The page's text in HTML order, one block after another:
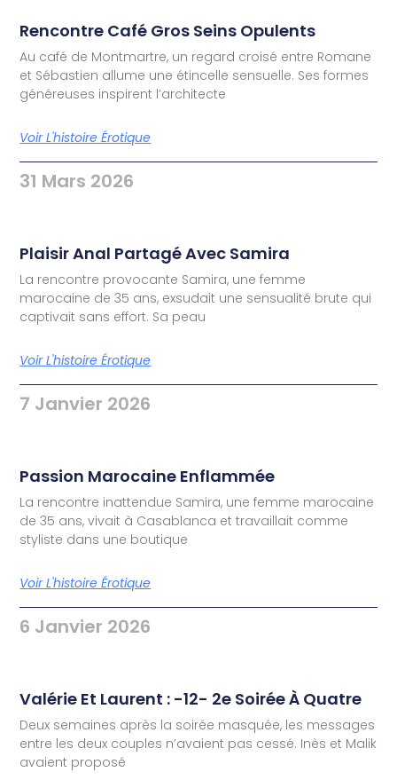
Rencontre Café Gros Seins Opulents
Au café de Montmartre, un regard croisé entre Romane
et Sébastien allume une étincelle sensuelle. Ses formes
généreuses inspirent l’architecte
Voir L'histoire Érotique
31 Mars 2026
Plaisir Anal Partagé Avec Samira
La rencontre provocante Samira, une femme
marocaine de 35 ans, exsudait une sensualité brute qui
captivait sans effort. Sa peau
Voir L'histoire Érotique
7 Janvier 2026
Passion Marocaine Enflammée
La rencontre inattendue Samira, une femme marocaine
de 35 ans, vivait à Casablanca et travaillait comme
styliste dans une boutique
Voir L'histoire Érotique
6 Janvier 2026
Valérie Et Laurent : -12- 2e Soirée À Quatre
Deux semaines après la soirée masquée, les messages
entre les deux couples n’avaient pas cessé. Inès et Malik
avaient proposé